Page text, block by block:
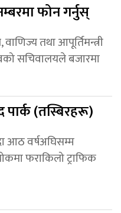
फोन गर्नुस्
तथा आपूर्तिमन्त्री
सचिवालयले बजारमा
(तस्बिरहरू)
आठ वर्षअघिसम्म
फराकिलो ट्राफिक